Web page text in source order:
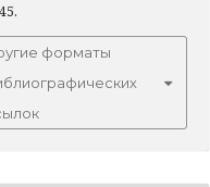
форматы